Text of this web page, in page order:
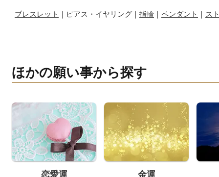
ブレスレット ｜ピアス・イヤリング｜ 指輪 ｜ ペンダント ｜ ス
ほかの願い事から探す
恋愛運 金運